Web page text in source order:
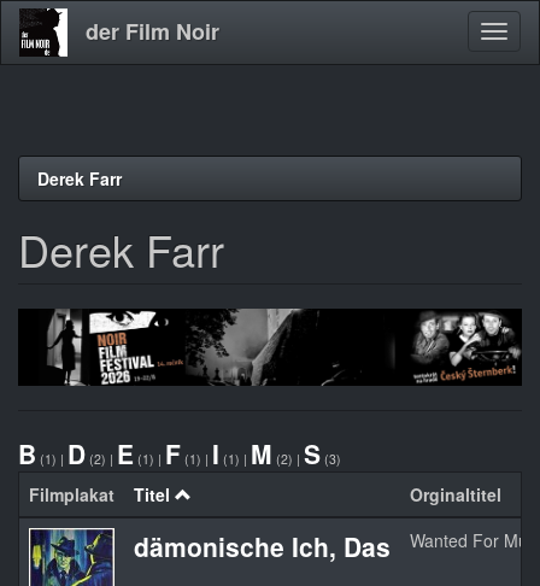
Direkt
der Film Noir
Derek Farr
Derek Farr
B (1) | D (2) | E (1) | F (1) | I (1) | M (2) | S (3)
Filmplakat Titel Orginaltitel
dämonische Ich, Das Wanted For